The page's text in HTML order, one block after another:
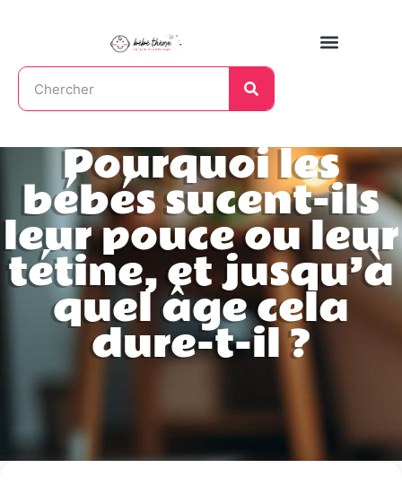
Pourquoi les
bébés sucent-ils
leur pouce ou leur
tétine, et jusqu’à
quel âge cela
dure-t-il ?